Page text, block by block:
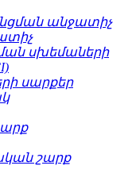
անջատիչ
սխեմաների
սարքեր
շարք